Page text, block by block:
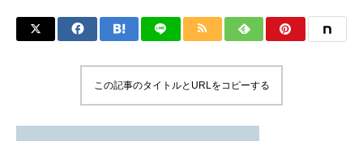
この記事のタイトルとURLをコピーする